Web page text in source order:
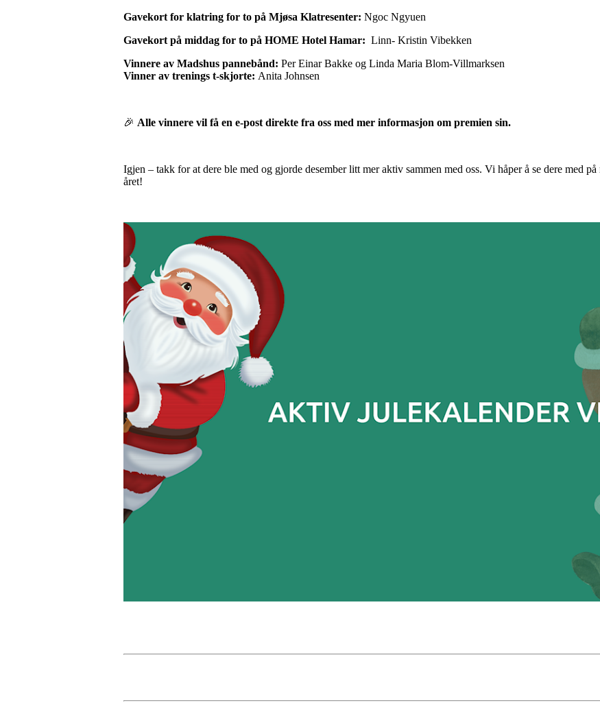
Gavekort for klatring for to på Mjøsa Klatresenter: Ngoc Ngyuen
Gavekort på middag for to på HOME Hotel Hamar: Linn- Kristin Vibekken
Vinnere av Madshus pannebånd: Per Einar Bakke og Linda Maria Blom-Villmarksen
Vinner av trenings t-skjorte: Anita Johnsen
🎉 Alle vinnere vil få en e-post direkte fra oss med mer informasjon om premien sin.
Igjen – takk for at dere ble med og gjorde desember litt mer aktiv sammen med oss. Vi håper å se dere med
året!